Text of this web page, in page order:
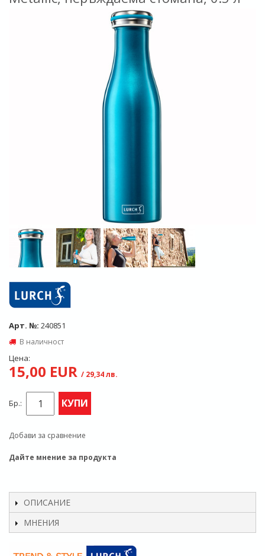
Арт. №: 240851
В наличност
Цена:
15,00 EUR / 29,34 лв.
Бр.: КУПИ
Добави за сравнение
Дайте мнение за продукта
ОПИСАНИЕ
МНЕНИЯ